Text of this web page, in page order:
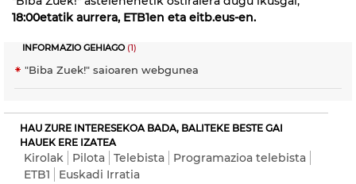
18:00etatik aurrera, ETB1en eta eitb.eus-en.
INFORMAZIO GEHIAGO(1)
"Biba Zuek!" saioaren webgunea
HAU ZURE INTERESEKOA BADA, BALITEKE BESTE GAI
HAUEK ERE IZATEA
Kirolak Pilota Telebista
Programazioa telebista
ETB1
Euskadi Irratia